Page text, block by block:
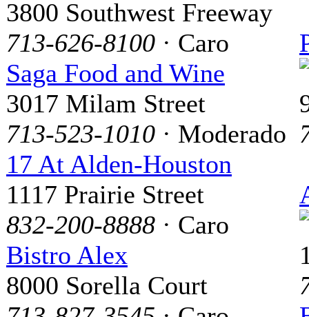
3800 Southwest Freeway
713-626-8100 · Caro
Saga Food and Wine
3017 Milam Street
713-523-1010 · Moderado
17 At Alden-Houston
1117 Prairie Street
832-200-8888 · Caro
Bistro Alex
8000 Sorella Court